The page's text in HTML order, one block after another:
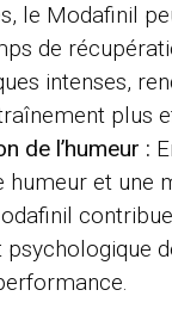
le Modafinil
de
intenses,
plus
de l’humeur :
humeur et une
psychologique